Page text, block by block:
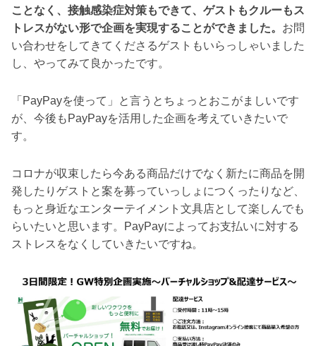
ことなく、接触感染症対策もできて、ゲストもクルーもス
トレスがない形で企画を実現することができました。 お問
い合わせをしてきてくださるゲストもいらっしゃいました
し、やってみて良かったです。
「PayPayを使って」と言うとちょっとおこがましいです
が、今後もPayPayを活用した企画を考えていきたいで
す。
コロナが収束したら今ある商品だけでなく新たに商品を開
発したりゲストと案を募っていっしょにつくったりなど、
もっと身近なエンターテイメント文具店として楽しんでも
らいたいと思います。PayPayによってお支払いに対する
ストレスをなくしていきたいですね。